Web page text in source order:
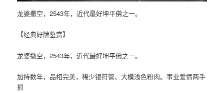
龙婆撒空，2543年，近代最好坤平佛之一。
【经典好牌鉴赏】
龙婆撒空，2543年，近代最好坤平佛之一。
加持数年，品相完美，稀少银符管、大模浅色粉肉。事业爱情两手
抓